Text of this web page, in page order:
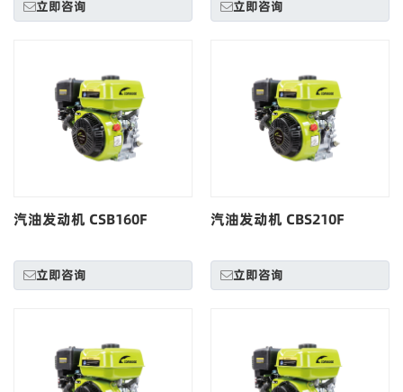
立即咨询 立即咨询
汽油发动机 CSB160F
立即咨询
汽油发动机 CBS210F
立即咨询